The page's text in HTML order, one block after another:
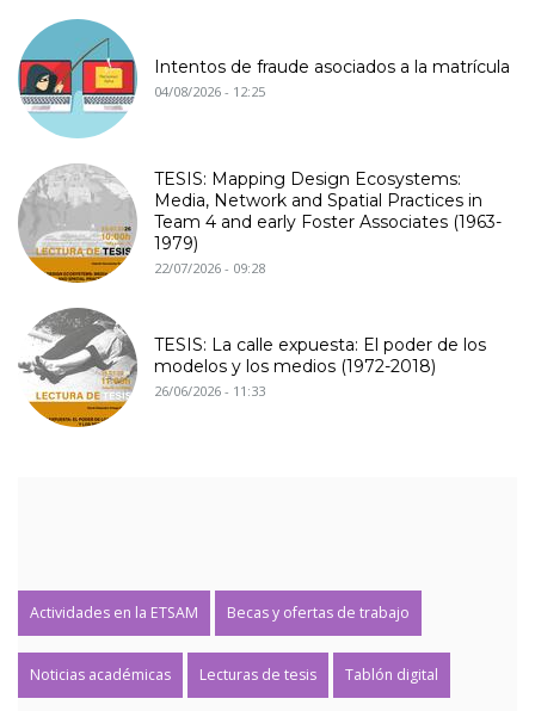
Intentos de fraude asociados a la matrícula
04/08/2026 - 12:25
TESIS: Mapping Design Ecosystems:
Media, Network and Spatial Practices in
Team 4 and early Foster Associates (1963-
1979)
22/07/2026 - 09:28
TESIS: La calle expuesta: El poder de los
modelos y los medios (1972-2018)
26/06/2026 - 11:33
Actividades en la ETSAM Becas y ofertas de trabajo
Noticias académicas Lecturas de tesis Tablón digital